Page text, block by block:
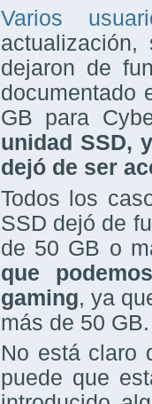
Varios
dejaron de
documentado
GB para
unidad SSD,
dejó de ser
Todos los
SSD dejó de
de 50 GB o
que
gaming, ya
más de 50 GB.
No está claro
puede que